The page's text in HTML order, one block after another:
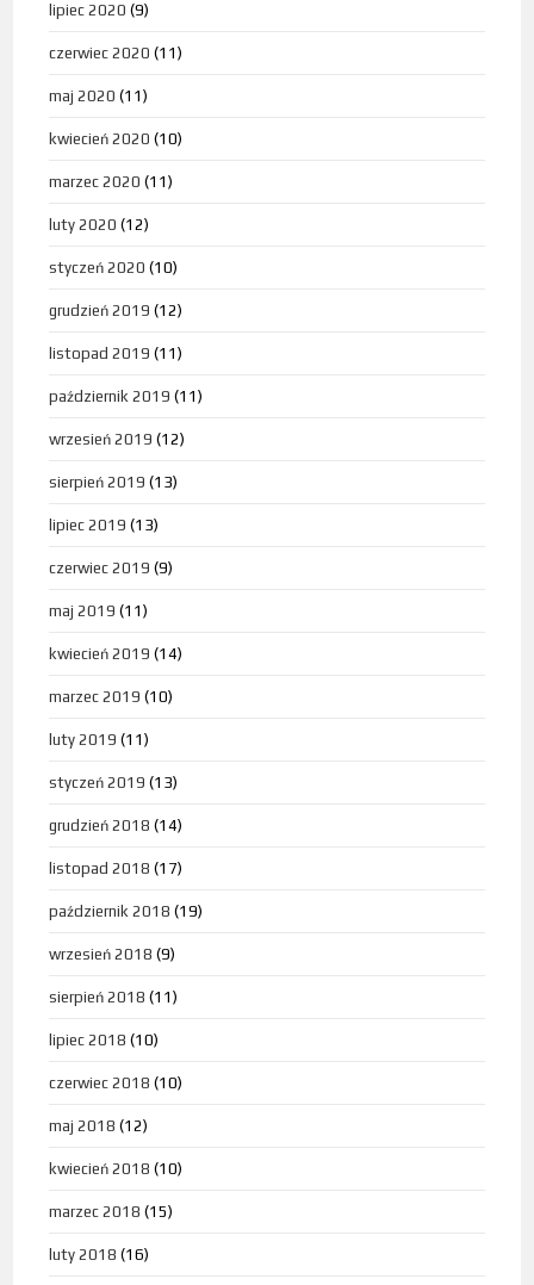
lipiec 2020 (9)
czerwiec 2020 (11)
maj 2020 (11)
kwiecień 2020 (10)
marzec 2020 (11)
luty 2020 (12)
styczeń 2020 (10)
grudzień 2019 (12)
listopad 2019 (11)
październik 2019 (11)
wrzesień 2019 (12)
sierpień 2019 (13)
lipiec 2019 (13)
czerwiec 2019 (9)
maj 2019 (11)
kwiecień 2019 (14)
marzec 2019 (10)
luty 2019 (11)
styczeń 2019 (13)
grudzień 2018 (14)
listopad 2018 (17)
październik 2018 (19)
wrzesień 2018 (9)
sierpień 2018 (11)
lipiec 2018 (10)
czerwiec 2018 (10)
maj 2018 (12)
kwiecień 2018 (10)
marzec 2018 (15)
luty 2018 (16)